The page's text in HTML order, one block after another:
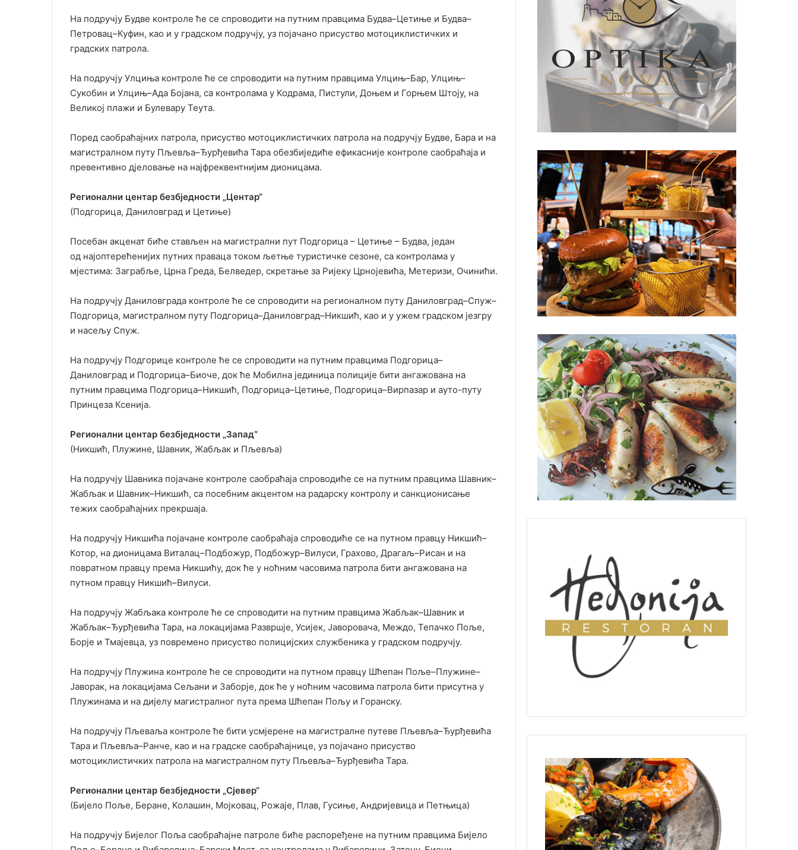
На подручју Будве контроле ће се спроводити на путним правцима Будва–Цетиње и Будва–
Петровац–Куфин, као и у градском подручју, уз појачано присуство мотоциклистичких и
градских патрола.
На подручју Улциња контроле ће се спроводити на путним правцима Улцињ–Бар, Улцињ–
Сукобин и Улцињ–Ада Бојана, са контролама у Кодрама, Пистули, Доњем и Горњем Штоју, на
Великој плажи и Булевару Теута.
Поред саобраћајних патрола, присуство мотоциклистичких патрола на подручју Будве, Бара и на
магистралном путу Пљевља–Ђурђевића Тара обезбиједиће ефикасније контроле саобраћаја и
превентивно дјеловање на најфреквентнијим дионицама.
Регионални центар безбједности „Центар“
(Подгорица, Даниловград и Цетиње)
Посебан акценат биће стављен на магистрални пут Подгорица – Цетиње – Будва, један
од најоптерећенијих путних праваца током љетње туристичке сезоне, са контролама у
мјестима: Заграбље, Црна Греда, Белведер, скретање за Ријеку Црнојевића, Метеризи, Очинићи.
На подручју Даниловграда контроле ће се спроводити на регионалном путу Даниловград–Спуж–
Подгорица, магистралном путу Подгорица–Даниловград–Никшић, као и у ужем градском језгру
и насељу Спуж.
На подручју Подгорице контроле ће се спроводити на путним правцима Подгорица–
Даниловград и Подгорица–Биоче, док ће Мобилна јединица полиције бити ангажована на
путним правцима Подгорица–Никшић, Подгорица–Цетиње, Подгорица–Вирпазар и ауто-путу
Принцеза Ксенија.
Регионални центар безбједности „Запад“
(Никшић, Плужине, Шавник, Жабљак и Пљевља)
На подручју Шавника појачане контроле саобраћаја спроводиће се на путним правцима Шавник–
Жабљак и Шавник–Никшић, са посебним акцентом на радарску контролу и санкционисање
тежих саобраћајних прекршаја.
На подручју Никшића појачане контроле саобраћаја спроводиће се на путном правцу Никшић–
Котор, на дионицама Виталац–Подбожур, Подбожур–Вилуси, Грахово, Драгаљ–Рисан и на
повратном правцу према Никшићу, док ће у ноћним часовима патрола бити ангажована на
путном правцу Никшић–Вилуси.
На подручју Жабљака контроле ће се спроводити на путним правцима Жабљак–Шавник и
Жабљак–Ђурђевића Тара, на локацијама Развршје, Усијек, Јаворовача, Междо, Тепачко Поље,
Борје и Тмајевца, уз повремено присуство полицијских службеника у градском подручју.
На подручју Плужина контроле ће се спроводити на путном правцу Шћепан Поље–Плужине–
Јаворак, на локацијама Сељани и Заборје, док ће у ноћним часовима патрола бити присутна у
Плужинама и на дијелу магистралног пута према Шћепан Пољу и Горанску.
На подручју Пљеваља контроле ће бити усмјерене на магистралне путеве Пљевља–Ђурђевића
Тара и Пљевља–Ранче, као и на градске саобраћајнице, уз појачано присуство
мотоциклистичких патрола на магистралном путу Пљевља–Ђурђевића Тара.
Регионални центар безбједности „Сјевер“
(Бијело Поље, Беране, Колашин, Мојковац, Рожаје, Плав, Гусиње, Андријевица и Петњица)
На подручју Бијелог Поља саобраћајне патроле биће распоређене на путним правцима Бијело